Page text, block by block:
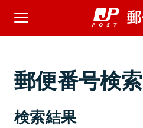
郵便番号検索
検索結果